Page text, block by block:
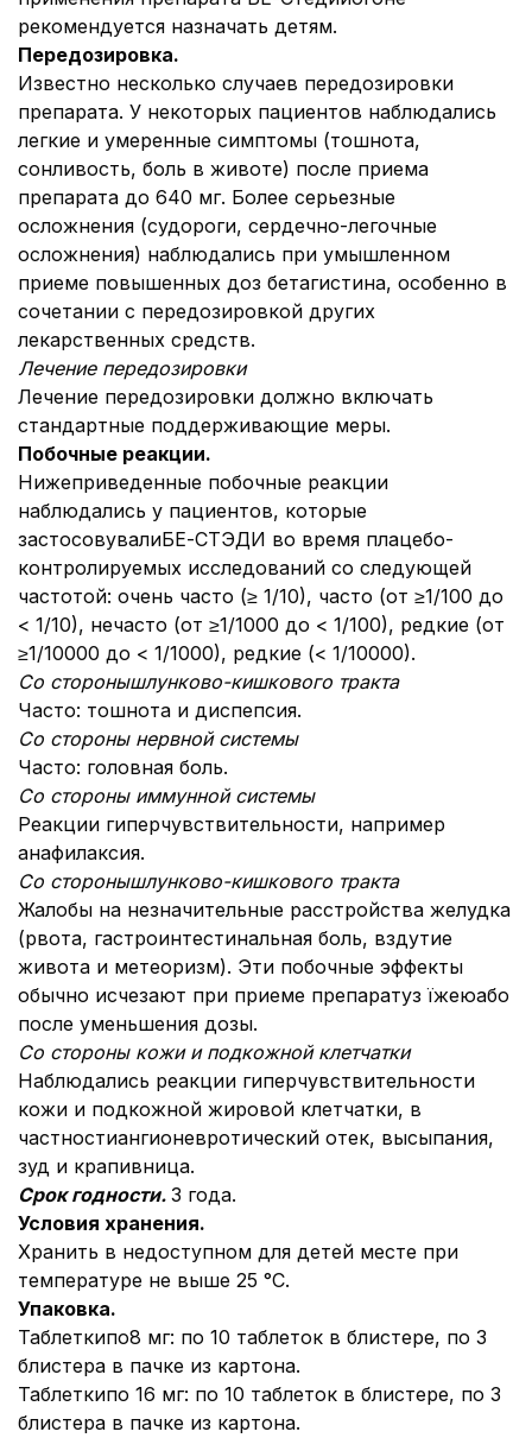
рекомендуется назначать детям.
Передозировка.
Известно несколько случаев передозировки
препарата. У некоторых пациентов наблюдались
легкие и умеренные симптомы (тошнота,
сонливость, боль в животе) после приема
препарата до 640 мг. Более серьезные
осложнения (судороги, сердечно-легочные
осложнения) наблюдались при умышленном
приеме повышенных доз бетагистина, особенно в
сочетании с передозировкой других
лекарственных средств.
Лечение передозировки
Лечение передозировки должно включать
стандартные поддерживающие меры.
Побочные реакции.
Нижеприведенные побочные реакции
наблюдались у пациентов, которые
застосовувалиБЕ-СТЭДИ во время плацебо-
контролируемых исследований со следующей
частотой: очень часто (≥ 1/10), часто (от ≥1/100 до
< 1/10), нечасто (от ≥1/1000 до < 1/100), редкие (от
≥1/10000 до < 1/1000), редкие (< 1/10000).
Со сторонышлунково-кишкового тракта
Часто: тошнота и диспепсия.
Со стороны нервной системы
Часто: головная боль.
Со стороны иммунной системы
Реакции гиперчувствительности, например
анафилаксия.
Со сторонышлунково-кишкового тракта
Жалобы на незначительные расстройства желудка
(рвота, гастроинтестинальная боль, вздутие
живота и метеоризм). Эти побочные эффекты
обычно исчезают при приеме препаратуз їжеюабо
после уменьшения дозы.
Со стороны кожи и подкожной клетчатки
Наблюдались реакции гиперчувствительности
кожи и подкожной жировой клетчатки, в
частностиангионевротический отек, высыпания,
зуд и крапивница.
Срок годности. 3 года.
Условия хранения.
Хранить в недоступном для детей месте при
температуре не выше 25 °C.
Упаковка.
Таблеткипо8 мг: по 10 таблеток в блистере, по 3
блистера в пачке из картона.
Таблеткипо 16 мг: по 10 таблеток в блистере, по 3
блистера в пачке из картона.